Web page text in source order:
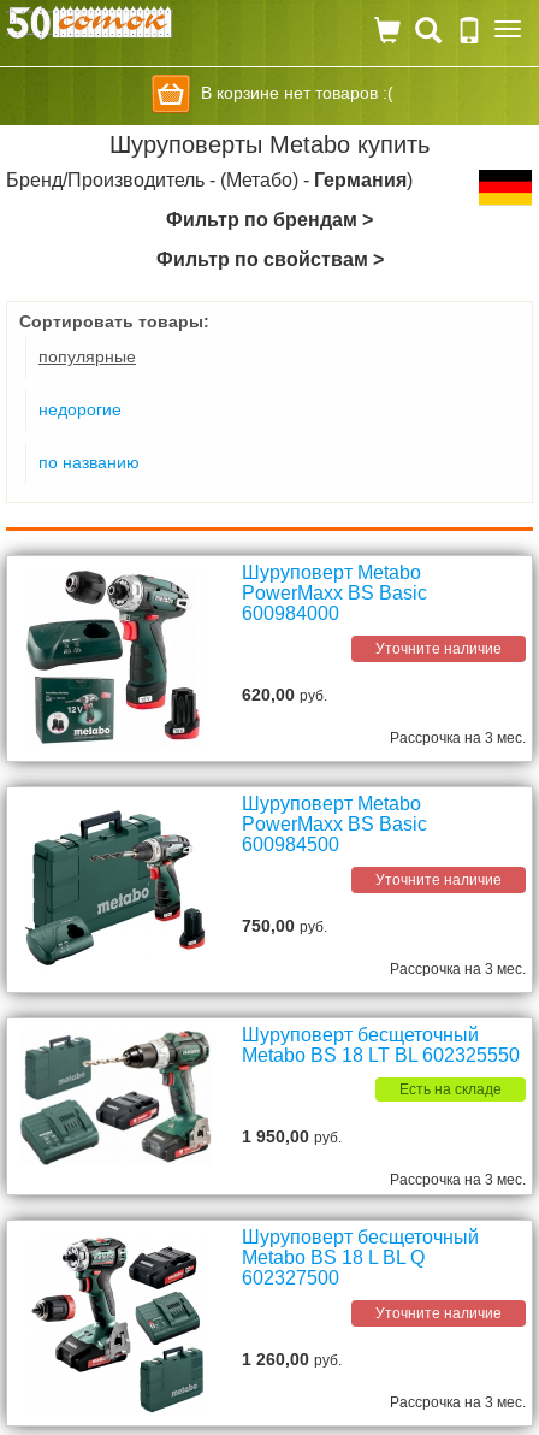
В корзине нет товаров :(
Шуруповерты Metabo купить
Бренд/Производитель - (Метабо) - Германия)
Фильтр по брендам >
Фильтр по свойствам >
Сортировать товары:
популярные
недорогие
по названию
Шуруповерт Metabo
PowerMaxx BS Basic
600984000
Уточните наличие
620,00руб.
Рассрочка на 3 мес.
Шуруповерт Metabo
PowerMaxx BS Basic
600984500
Уточните наличие
750,00руб.
Рассрочка на 3 мес.
Шуруповерт бесщеточный
Metabo BS 18 LT BL 602325550
Есть на складе
1 950,00руб.
Рассрочка на 3 мес.
Шуруповерт бесщеточный
Metabo BS 18 L BL Q
602327500
Уточните наличие
1 260,00руб.
Рассрочка на 3 мес.